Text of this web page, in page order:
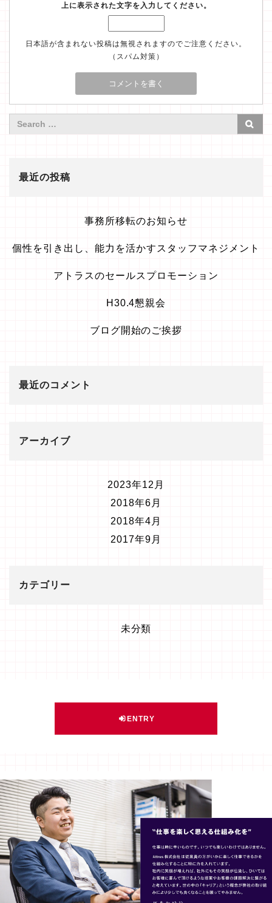
上に表示された文字を入力してください。
日本語が含まれない投稿は無視されますのでご注意ください。
（スパム対策）
最近の投稿
事務所移転のお知らせ
個性を引き出し、能力を活かすスタッフマネジメント
アトラスのセールスプロモーション
H30.4懇親会
ブログ開始のご挨拶
最近のコメント
アーカイブ
2023年12月
2018年6月
2018年4月
2017年9月
カテゴリー
未分類
ENTRY